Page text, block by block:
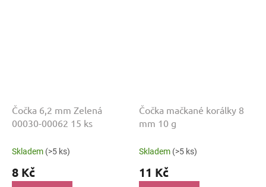
Čočka 6,2 mm Zelená
00030-00062 15 ks
Skladem (>5 ks)
8 Kč
Čočka mačkané korálky 8
mm 10 g
Skladem (>5 ks)
11 Kč